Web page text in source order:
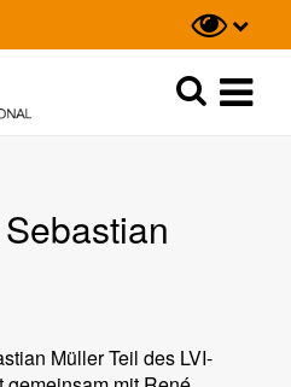
Suche
Müller Teil des LVI-